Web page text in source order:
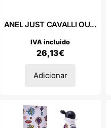
ANEL JUST CAVALLI OU...
26,13€
IVA incluido
Adicionar